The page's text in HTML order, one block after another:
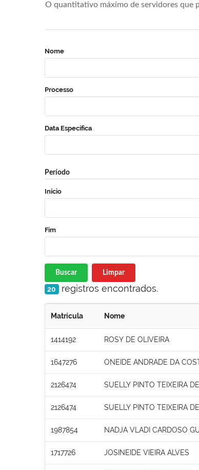
O quantitativo máximo de servidores que
Nome
Processo
Data Específica
Período
Início
Fim
Buscar Limpar
20 registros encontrados.
Matrícula Nome
1414192 ROSY DE OLIVEIRA
1647276 ONEIDE ANDRADE DA
2126474 SUELLY PINTO TEIXEIRA
2126474 SUELLY PINTO TEIXEIRA
1987854 NADJA VLADI CARDOSO
1717726 JOSINEIDE VIEIRA ALVES